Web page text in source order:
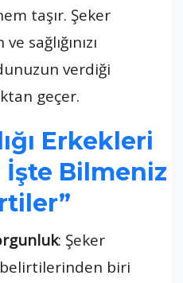
taşır. Şeker
sağlığınızı
verdiği
geçer.
Erkekleri
İşte Bilmeniz
: Şeker
belirtilerinden biri